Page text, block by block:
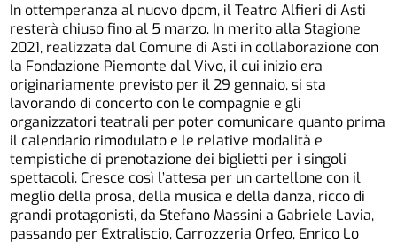
In ottemperanza al nuovo dpcm, il Teatro Alfieri di Asti
resterà chiuso fino al 5 marzo. In merito alla Stagione
2021, realizzata dal Comune di Asti in collaborazione con
la Fondazione Piemonte dal Vivo, il cui inizio era
originariamente previsto per il 29 gennaio, si sta
lavorando di concerto con le compagnie e gli
organizzatori teatrali per poter comunicare quanto prima
il calendario rimodulato e le relative modalità e
tempistiche di prenotazione dei biglietti per i singoli
spettacoli. Cresce così l’attesa per un cartellone con il
meglio della prosa, della musica e della danza, ricco di
grandi protagonisti, da Stefano Massini a Gabriele Lavia,
passando per Extraliscio, Carrozzeria Orfeo, Enrico Lo